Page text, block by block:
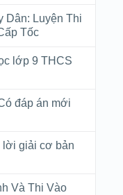
Dân: Luyện Thi
Tốc
lớp 9 THCS
đáp án mới
lời giải cơ bản
Và Thi Vào